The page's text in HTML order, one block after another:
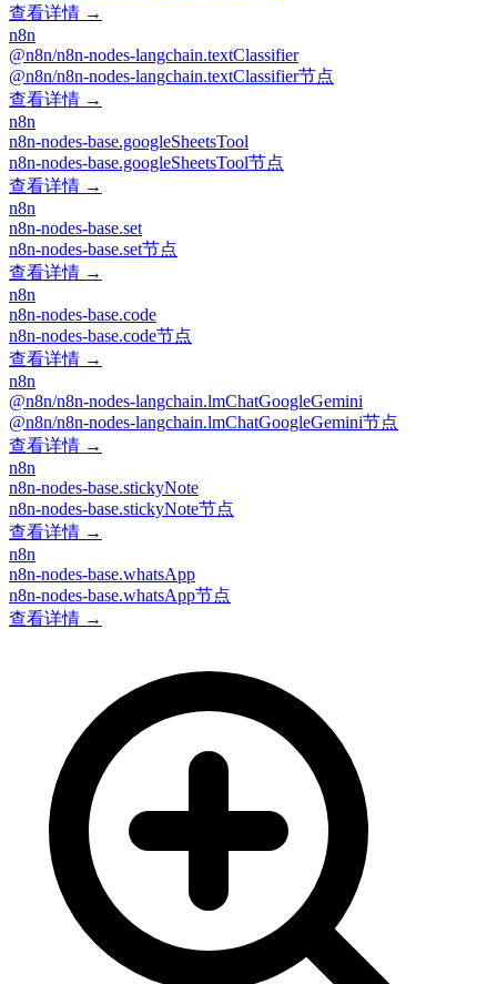
查看详情 →
n8n
@n8n/n8n-nodes-langchain.textClassifier
@n8n/n8n-nodes-langchain.textClassifier节点
查看详情 →
n8n
n8n-nodes-base.googleSheetsTool
n8n-nodes-base.googleSheetsTool节点
查看详情 →
n8n
n8n-nodes-base.set
n8n-nodes-base.set节点
查看详情 →
n8n
n8n-nodes-base.code
n8n-nodes-base.code节点
查看详情 →
n8n
@n8n/n8n-nodes-langchain.lmChatGoogleGemini
@n8n/n8n-nodes-langchain.lmChatGoogleGemini节点
查看详情 →
n8n
n8n-nodes-base.stickyNote
n8n-nodes-base.stickyNote节点
查看详情 →
n8n
n8n-nodes-base.whatsApp
n8n-nodes-base.whatsApp节点
查看详情 →